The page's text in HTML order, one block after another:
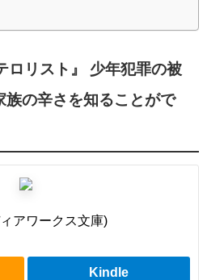
ロリスト』 少年犯罪の被
族の辛さを知ることがで
アワークス文庫)
Kindle